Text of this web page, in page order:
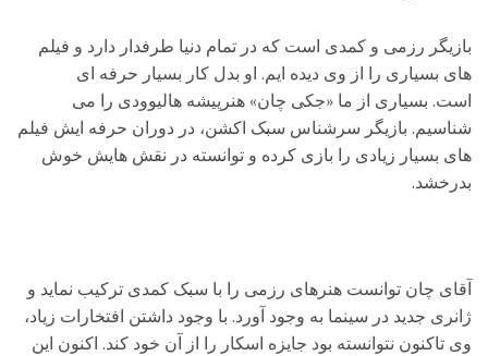
بازیگر رزمی و کمدی است که در تمام دنیا طرفدار دارد و فیلم
های بسیاری را از وی دیده ایم. او بدل کار بسیار حرفه ای
است. بسیاری از ما «جکی چان» هنرپیشه هالیوودی را می
شناسیم. بازیگر سرشناس سبک اکشن، در دوران حرفه ایش فیلم
های بسیار زیادی را بازی کرده و توانسته در نقش هایش خوش
بدرخشد.
آقای چان توانست هنرهای رزمی را با سبک کمدی ترکیب نماید و
ژانری جدید در سینما به وجود آورد. با وجود داشتن افتخارات زیاد،
وی تاکنون نتوانسته بود جایزه اسکار را از آن خود کند. اکنون این